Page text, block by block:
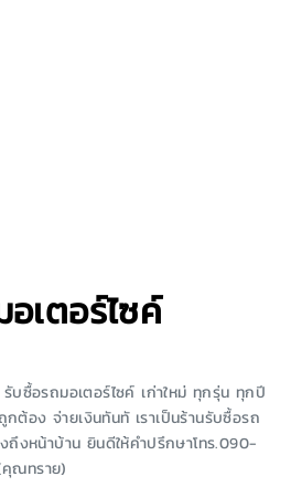
เตอร์ไซค์
บซื้อรถมอเตอร์ไซค์ เก่าใหม่ ทุกรุ่น ทุกปี
อง จ่ายเงินทันทั เราเป็นร้านรับซื้อรถ
ถึงหน้าบ้าน ยินดีให้คำปรึกษาโทร.090-
คุณทราย)